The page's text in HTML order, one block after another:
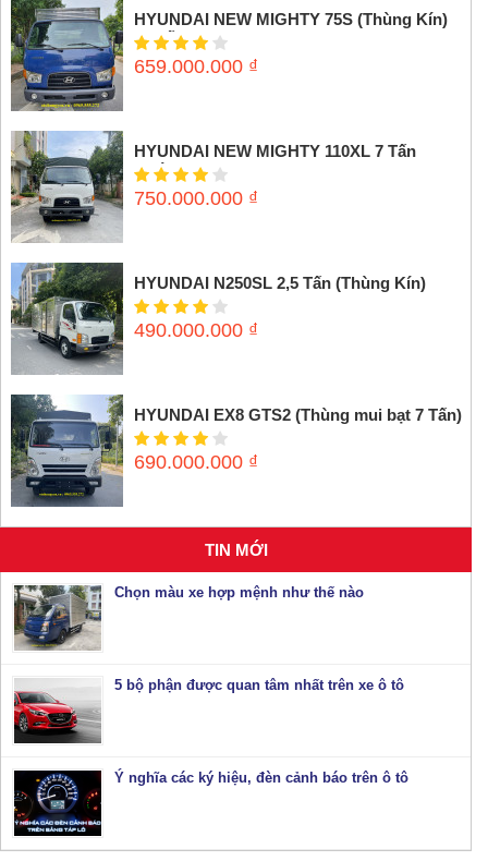
HYUNDAI NEW MIGHTY 75S (Thùng Kín)
3,5 tấn
659.000.000 ₫
HYUNDAI NEW MIGHTY 110XL 7 Tấn
(Thùng mui bạt)
750.000.000 ₫
HYUNDAI N250SL 2,5 Tấn (Thùng Kín)
490.000.000 ₫
HYUNDAI EX8 GTS2 (Thùng mui bạt 7 Tấn)
690.000.000 ₫
TIN MỚI
Chọn màu xe hợp mệnh như thế nào
5 bộ phận được quan tâm nhất trên xe ô tô
Ý nghĩa các ký hiệu, đèn cảnh báo trên ô tô